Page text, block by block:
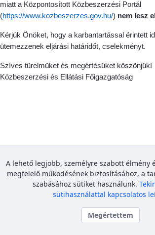
miatt a Központosított Közbeszerzési Portál
(https://www.kozbeszerzes.gov.hu/) nem lesz
Kérjük Önöket, hogy a karbantartással érintett
ütemezzenek eljárási határidőt, cselekményt.
Szíves türelmüket és megértésüket köszönjük!
Közbeszerzési és Ellátási Főigazgatóság
Közbeszerzési és Ellátási Főigazgatóság
A lehető legjobb, személyre szabott élmény
megfelelő működésének biztosításához, a
szabásához sütiket használunk.
sütihasználattal kapcsolatos
Megértettem